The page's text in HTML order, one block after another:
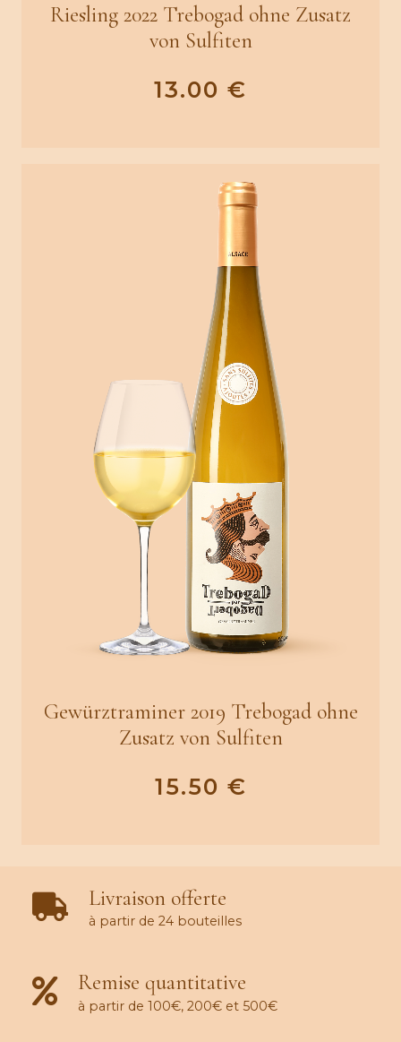
Riesling 2022 Trebogad ohne Zusatz
von Sulfiten
13.00 €
Gewürztraminer 2019 Trebogad ohne
Zusatz von Sulfiten
15.50 €
Livraison offerte
à partir de 24 bouteilles
Remise quantitative
à partir de 100€, 200€ et 500€